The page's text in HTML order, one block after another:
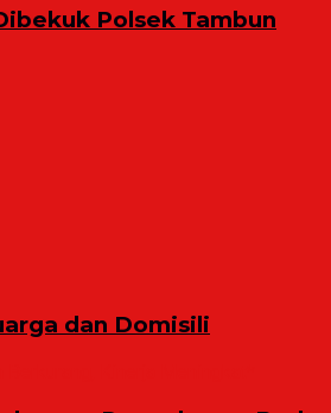
Polsek Tambun
dan Domisili